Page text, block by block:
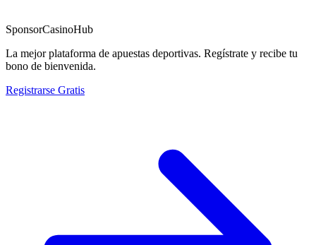
SponsorCasinoHub
La mejor plataforma de apuestas deportivas. Regístrate y recibe tu
bono de bienvenida.
Registrarse Gratis